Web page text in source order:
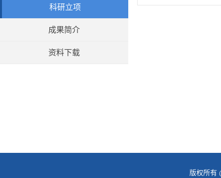
科研立项
成果简介
资料下载
版权所有